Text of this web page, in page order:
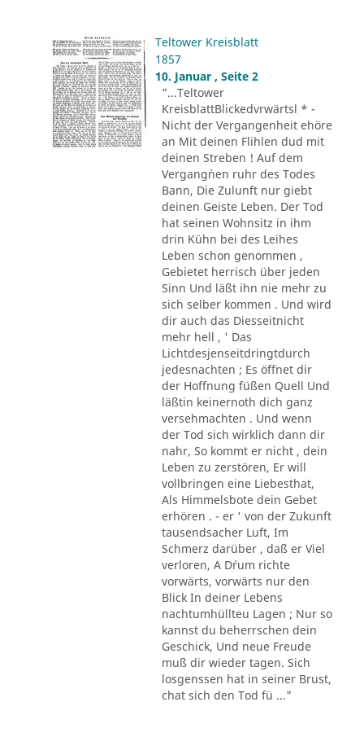
Teltower Kreisblatt
1857
10. Januar , Seite 2
"...Teltower
KreisblattBlickedvrwärtsl * -
Nicht der Vergangenheit ehöre
an Mit deinen Flihlen dud mit
deinen Streben ! Auf dem
Vergang´nen ruhr des Todes
Bann, Die Zulunft nur giebt
deinen Geiste Leben. Der Tod
hat seinen Wohnsitz in ihm
drin Kühn bei des Leihes
Leben schon genommen ,
Gebietet herrisch über jeden
Sinn Und läßt ihn nie mehr zu
sich selber kommen . Und wird
dir auch das Diesseitnicht
mehr hell , ' Das
Lichtdesjenseitdringtdurch
jedesnachten ; Es öffnet dir
der Hoffnung füßen Quell Und
läßtin keinernoth dich ganz
versehmachten . Und wenn
der Tod sich wirklich dann dir
nahr, So kommt er nicht , dein
Leben zu zerstören, Er will
vollbringen eine Liebesthat,
Als Himmelsbote dein Gebet
erhören . - er ' von der Zukunft
tausendsacher Luft, Im
Schmerz darüber , daß er Viel
verloren, A D´rum richte
vorwärts, vorwärts nur den
Blick In deiner Lebens
nachtumhüllteu Lagen ; Nur so
kannst du beherrschen dein
Geschick, Und neue Freude
muß dir wieder tagen. Sich
losgenssen hat in seiner Brust,
chat sich den Tod fü ..."